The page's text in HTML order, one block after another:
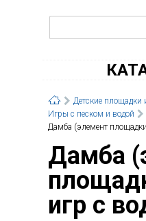
Детские площадки
Игры с песком и водой
Дамба (элемент
Дамба (элемент
игр с